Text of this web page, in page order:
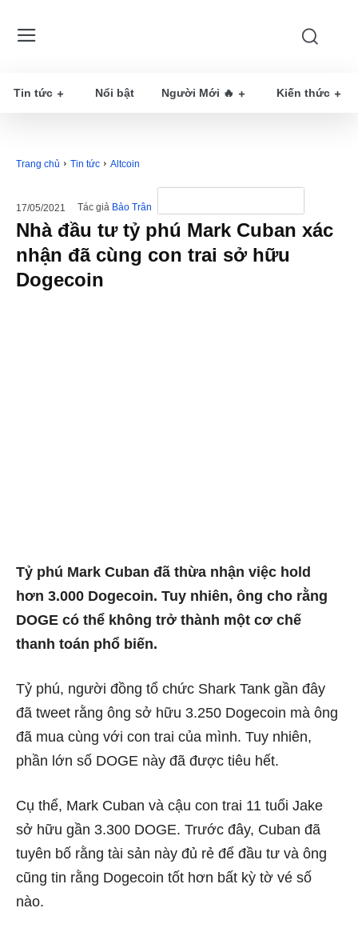
Tin tức Nổi bật Người Mới 🔥 Kiến thức
Trang chủ Tin tức Altcoin
17/05/2021 Tác giả Bảo Trân
Nhà đầu tư tỷ phú Mark Cuban xác
nhận đã cùng con trai sở hữu
Dogecoin
Tỷ phú Mark Cuban đã thừa nhận việc hold
hơn 3.000 Dogecoin. Tuy nhiên, ông cho rằng
DOGE có thể không trở thành một cơ chế
thanh toán phổ biến.
Tỷ phú, người đồng tổ chức Shark Tank gần đây
đã tweet rằng ông sở hữu 3.250 Dogecoin mà ông
đã mua cùng với con trai của mình. Tuy nhiên,
phần lớn số DOGE này đã được tiêu hết.
Cụ thể, Mark Cuban và cậu con trai 11 tuổi Jake
sở hữu gần 3.300 DOGE. Trước đây, Cuban đã
tuyên bố rằng tài sản này đủ rẻ để đầu tư và ông
cũng tin rằng Dogecoin tốt hơn bất kỳ tờ vé số
nào.